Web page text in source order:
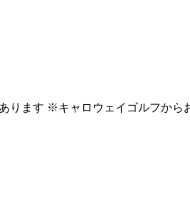
ます ※キャロウェイゴルフから